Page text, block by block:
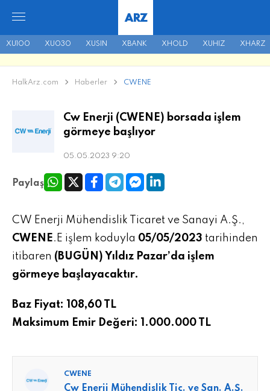
XU100 XU030 XUSIN XBANK XHOLD XUHIZ XHARZ
ARZ
HalkArz.com Haberler CWENE
Cw Enerji (CWENE) borsada işlem
görmeye başlıyor
05.05.2023 9:20
Paylaş
CW Enerji Mühendislik Ticaret ve Sanayi A.Ş.,
CWENE.E işlem koduyla 05/05/2023 tarihinden
itibaren (BUGÜN) Yıldız Pazar’da işlem
görmeye başlayacaktır.
Baz Fiyat: 108,60 TL
Maksimum Emir Değeri: 1.000.000 TL
CWENE
Cw Enerji Mühendislik Tic. ve San. A.Ş.